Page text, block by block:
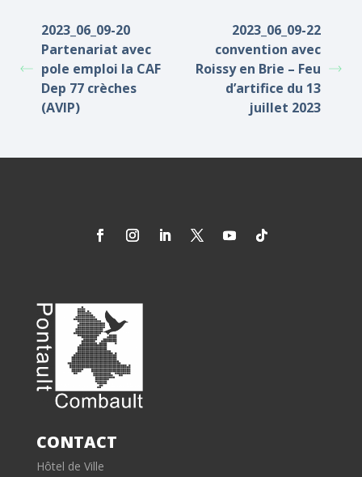
2023_06_09-20
Partenariat avec
pole emploi la CAF
Dep 77 crèches
(AVIP)
2023_06_09-22
convention avec
Roissy en Brie – Feu
d’artifice du 13
juillet 2023
CONTACT
Hôtel de Ville